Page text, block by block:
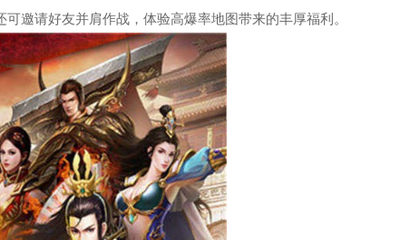
邀请好友并肩作战，体验高爆率地图带来的丰厚福利。